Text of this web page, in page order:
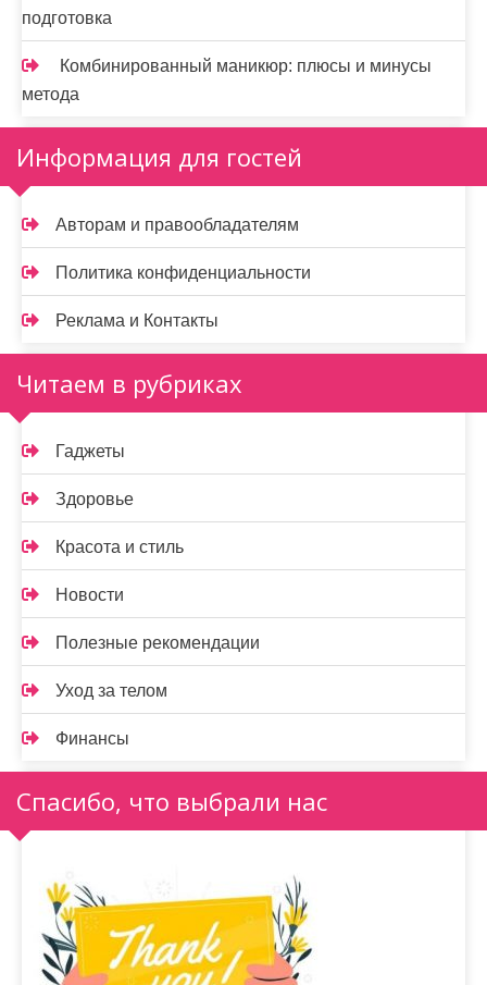
подготовка
Комбинированный маникюр: плюсы и минусы
метода
Информация для гостей
Авторам и правообладателям
Политика конфиденциальности
Реклама и Контакты
Читаем в рубриках
Гаджеты
Здоровье
Красота и стиль
Новости
Полезные рекомендации
Уход за телом
Финансы
Спасибо, что выбрали нас